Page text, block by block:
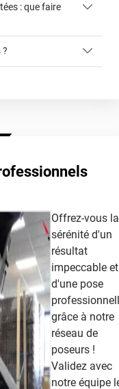
film sur la vitre
: que faire
?
Offrez-vous la
sérénité d'un
résultat
impeccable et
d'une pose
grâce à notre
réseau de
poseurs !
Validez avec
notre équipe